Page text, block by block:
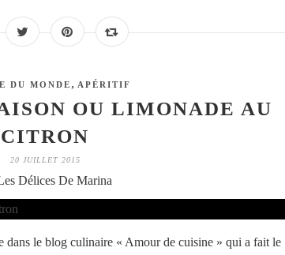
DU MONDE , APÉRITIF
OU LIMONADE AU
CITRON
20 JUILLET 2015
Délices De Marina
dans le blog culinaire « Amour de cuisine » qui a fait le